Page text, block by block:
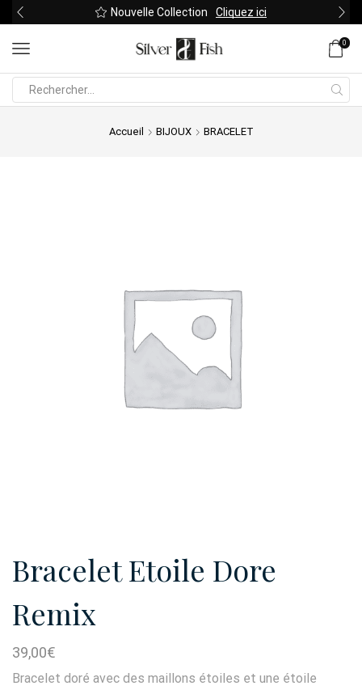
Nouvelle Collection Cliquez ici
0
Accueil BIJOUX BRACELET
Bracelet Etoile Dore
Remix
39,00€
Bracelet doré avec des maillons étoiles et une étoile